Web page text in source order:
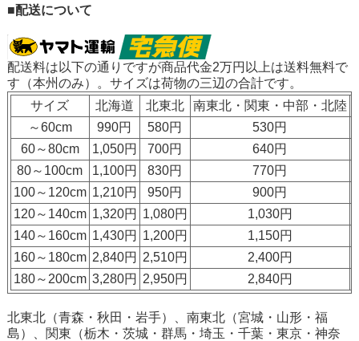
■配送について
配送料は以下の通りですが商品代金2万円以上は送料無料で
す（本州のみ）。サイズは荷物の三辺の合計です。
サイズ
北海道 北東北
南東北・関東・中部・北陸
～60cm
990円 580円 530円
60～80cm
1,050円 700円 640円
80～100cm
1,100円 830円 770円
100～120cm 1,210円 950円 900円
120～140cm 1,320円 1,080円 1,030円
140～160cm 1,430円 1,200円 1,150円
160～180cm 2,840円 2,510円 2,400円
180～200cm 3,280円 2,950円 2,840円
北東北（青森・秋田・岩手）、南東北（宮城・山形・福
島）、関東（栃木・茨城・群馬・埼玉・千葉・東京・神奈